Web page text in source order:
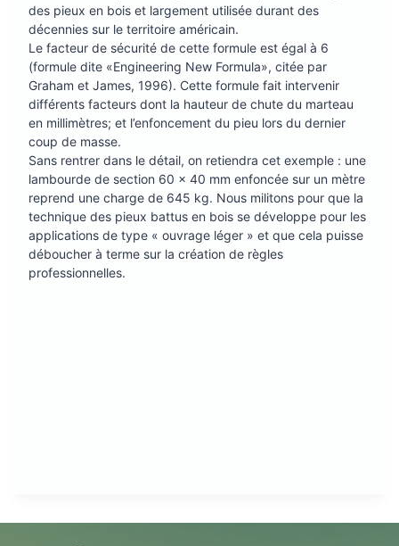
des pieux en bois et largement utilisée durant des
décennies sur le territoire américain.
Le facteur de sécurité de cette formule est égal à 6
(formule dite «Engineering New Formula», citée par
Graham et James, 1996). Cette formule fait intervenir
différents facteurs dont la hauteur de chute du marteau
en millimètres; et l’enfoncement du pieu lors du dernier
coup de masse.
Sans rentrer dans le détail, on retiendra cet exemple : une
lambourde de section 60 x 40 mm enfoncée sur un mètre
reprend une charge de 645 kg. Nous militons pour que la
technique des pieux battus en bois se développe pour les
applications de type « ouvrage léger » et que cela puisse
déboucher à terme sur la création de règles
professionnelles.